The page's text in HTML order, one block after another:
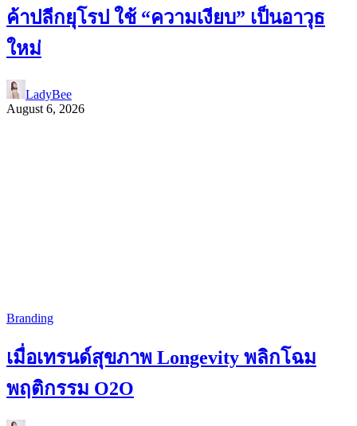
ค้าปลีกยุโรป ใช้ “ความเงียบ” เป็นอาวุธ
ใหม่
LadyBee
August 6, 2026
Branding
เมื่อเทรนด์สุขภาพ Longevity พลิกโฉม
พฤติกรรม O2O